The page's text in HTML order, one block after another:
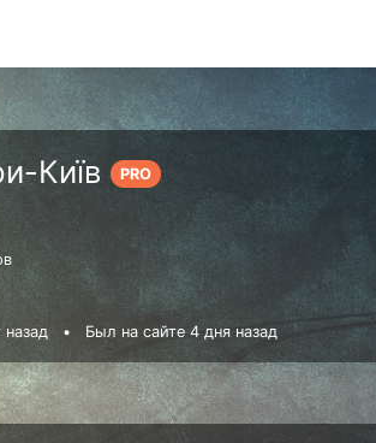
Київ PRO
• Был на сайте 4 дня назад